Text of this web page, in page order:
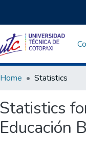
Home Statistics
Statistics
Educación